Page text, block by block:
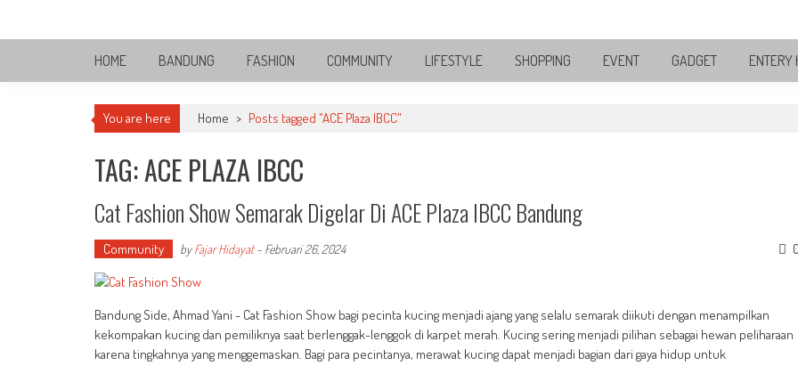
Bandung Side
Sisi Cantik Bandung
HOME BANDUNG FASHION COMMUNITY LIFESTYLE SHOPPING EVENT GADGET ENTERY
You are here Home > Posts tagged "ACE Plaza IBCC"
TAG: ACE PLAZA IBCC
Cat Fashion Show Semarak Digelar Di ACE Plaza IBCC Bandung
Community byFajar Hidayat- Februari 26, 2024
Bandung Side, Ahmad Yani - Cat Fashion Show bagi pecinta kucing menjadi ajang yang selalu semarak diikuti dengan menampilkan
kekompakan kucing dan pemiliknya saat berlenggak-lenggok di karpet merah. Kucing sering menjadi pilihan sebagai hewan peliharaan
karena tingkahnya yang menggemaskan. Bagi para pecintanya, merawat kucing dapat menjadi bagian dari gaya hidup untuk